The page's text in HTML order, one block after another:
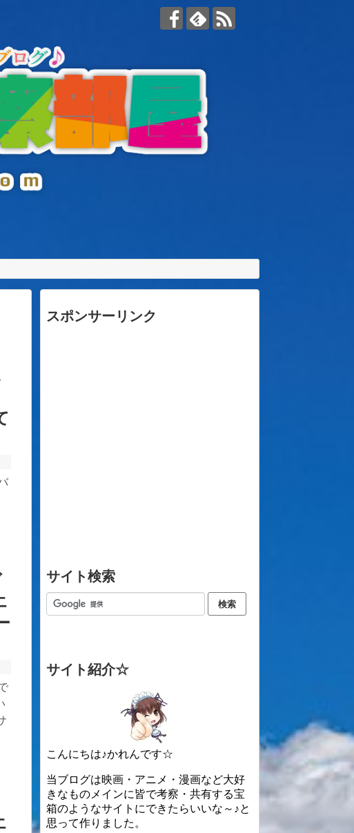
スポンサーリンク
サイト検索
サイト紹介☆
こんにちは♪かれんです☆
当ブログは映画・アニメ・漫画など大好
きなものメインに皆で考察・共有する宝
箱のようなサイトにできたらいいな～♪と
思って作りました。